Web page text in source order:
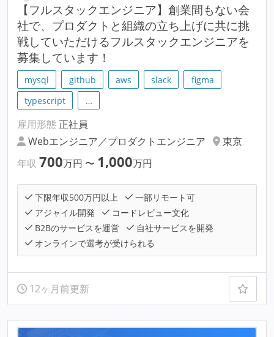
【フルスタックエンジニア】創業間もない会
社で、プロダクトと組織の立ち上げに共に挑
戦していただけるフルスタックエンジニアを
募集しています！
mysql github aws slack
figma
typescript
…
雇用形態 正社員
Webエンジニア／プロダクトエンジニア
東京
年収 700万円 〜 1,000万円
下限年収500万円以上
一部リモート可
アジャイル開発
コードレビュー文化
B2Bのサービスを運営
自社サービスを開発
オンラインで選考が受けられる
12ヶ月前更新